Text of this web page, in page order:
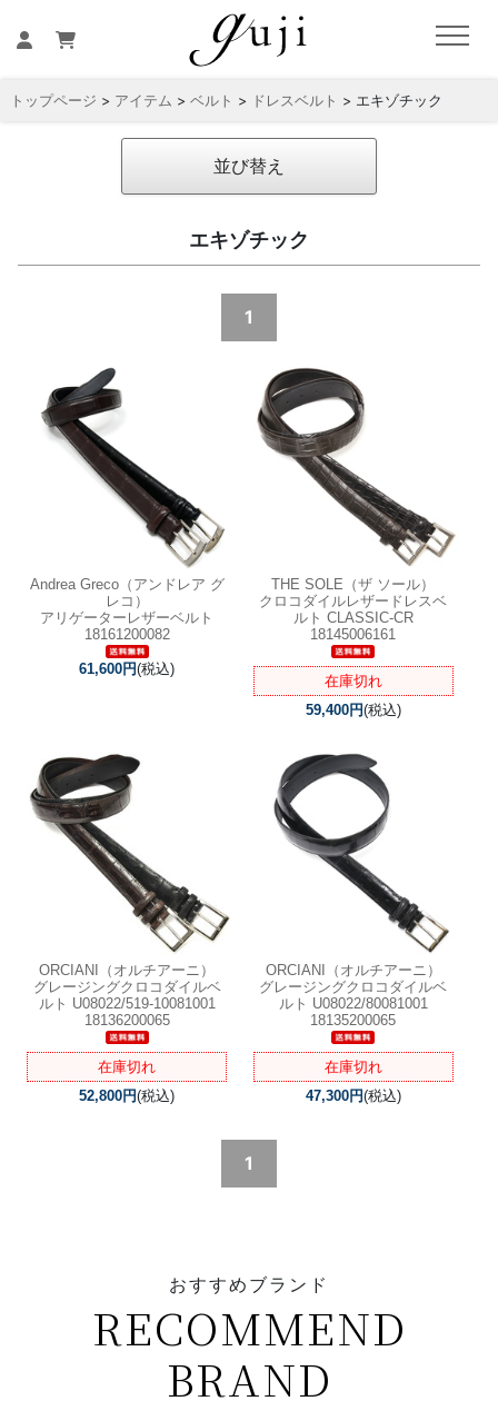
トップページ > アイテム > ベルト > ドレスベルト > エキゾチック
並び替え
エキゾチック
1
Andrea Greco（アンドレア グ
レコ）
アリゲーターレザーベルト
18161200082
61,600円(税込)
THE SOLE（ザ ソール）
クロコダイルレザードレスベ
ルト CLASSIC-CR
18145006161
在庫切れ
59,400円(税込)
ORCIANI（オルチアーニ）
グレージングクロコダイルベ
ルト U08022/519-10081001
18136200065
在庫切れ
52,800円(税込)
ORCIANI（オルチアーニ）
グレージングクロコダイルベ
ルト U08022/80081001
18135200065
在庫切れ
47,300円(税込)
1
おすすめブランド
RECOMMEND
BRAND